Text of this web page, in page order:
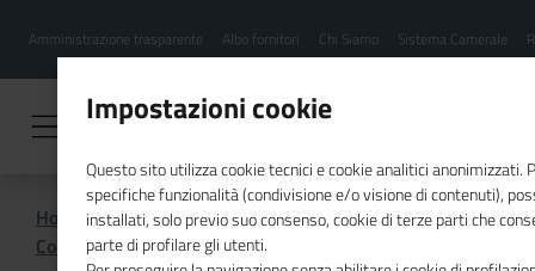
contenuto
Menu
hamburgher
Amministrazione trasparente Albo fornitori Chi Siamo Sistema Camerale
Home
Comunicazione istituzionale per il sistema camerale
Impostazioni cookie
Questo sito utilizza cookie tecnici e cookie analitici anonimizzati.
specifiche funzionalità (condivisione e/o visione di contenuti),
installati, solo previo suo consenso, cookie di terze parti che
parte di profilare gli utenti.